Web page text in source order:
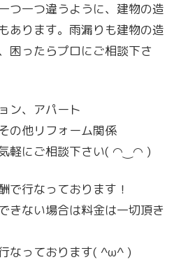
つ一つ違うように、建物の造
あります。雨漏りも建物の造
困ったらプロにご相談下さ
ン、アパート
の他リフォーム関係
軽にご相談下さい( ◠‿◠ )
行なっております！
きない場合は料金は一切頂き
なっております( ^ω^ )